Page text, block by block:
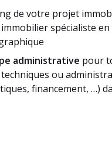
de votre projet
spécialiste en
administrative pour
ou
financement, …)